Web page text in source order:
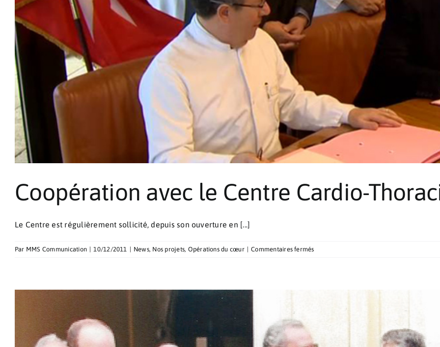
Coopération avec le Centre Cardio-
Le Centre est régulièrement sollicité, depuis son ouverture en [...]
Par MMS Communication | 10/12/2011 | News, Nos projets, Opérations du cœur | Commentaires ferméssur